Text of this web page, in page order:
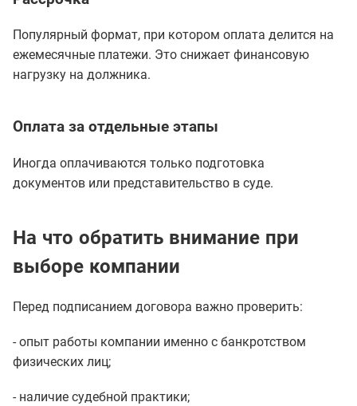
Популярный формат, при котором оплата делится на
ежемесячные платежи. Это снижает финансовую
нагрузку на должника.
Оплата за отдельные этапы
Иногда оплачиваются только подготовка
документов или представительство в суде.
На что обратить внимание при
выборе компании
Перед подписанием договора важно проверить:
- опыт работы компании именно с банкротством
физических лиц;
- наличие судебной практики;